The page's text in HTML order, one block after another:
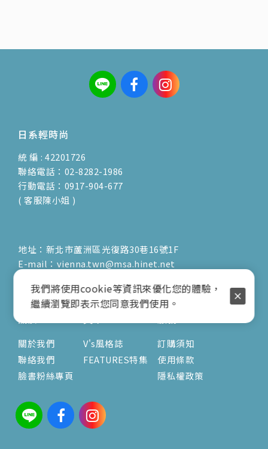
日系輕時尚
統 編 : 42201726
聯絡電話：02-8282-1986
行動電話：0917-904-677
( 客服陳小姐 )
地址：新北市蘆洲區光復路30巷16號1F
E-mail：vienna.twn@msa.hinet.net
( 公休日詳見臉書粉專置頂文 )
關於
關於我們
聯絡我們
臉書粉絲專頁
V's風格誌
FEATURES特集
訂購須知
使用條款
隱私權政策
我們將使用cookie等資訊來優化您的體驗，
繼續瀏覽即表示您同意我們使用。